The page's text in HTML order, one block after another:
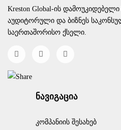
Kreston Global-ის დამოუკიდებელი წევრი. საბუღალტრო,
აუდიტორული და ბიზნეს
საერთაშორისო ქსელი.
ნავიგაცია
კომპანიის შესახებ